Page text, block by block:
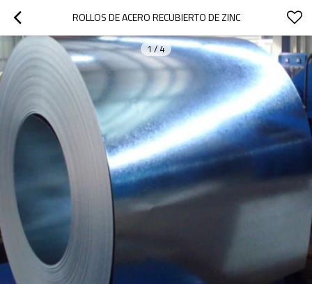
ROLLOS DE ACERO RECUBIERTO DE ZINC
1/ 4